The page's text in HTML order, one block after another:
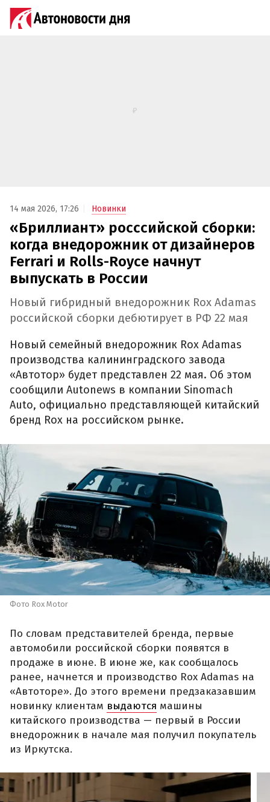
14 мая 2026, 17:26 Новинки
«Бриллиант» росссийской сборки:
когда внедорожник от дизайнеров
Ferrari и Rolls-Royce начнут
выпускать в России
Новый гибридный внедорожник Rox Adamas
российской сборки дебютирует в РФ 22 мая
Новый семейный внедорожник Rox Adamas
производства калининградского завода
«Автотор» будет представлен 22 мая. Об этом
сообщили Autonews в компании Sinomach
Auto, официально представляющей китайский
бренд Rox на российском рынке.
Фото Rox Motor
По словам представителей бренда, первые
автомобили российской сборки появятся в
продаже в июне. В июне же, как сообщалось
ранее, начнется и производство Rox Adamas на
«Автоторе». До этого времени предзаказавшим
новинку клиентам выдаются машины
китайского производства — первый в России
внедорожник в начале мая получил покупатель
из Иркутска.